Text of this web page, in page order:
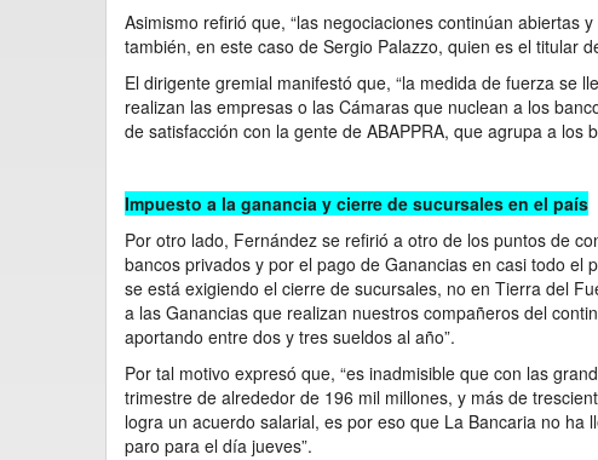
Asimismo refirió que, “las negociaciones continúan abiertas
también, en este caso de Sergio Palazzo, quien es el titular
El dirigente gremial manifestó que, “la medida de fuerza se
realizan las empresas o las Cámaras que nuclean a los
de satisfacción con la gente de ABAPPRA, que agrupa a los
Impuesto a la ganancia y cierre de sucursales en el país
Por otro lado, Fernández se refirió a otro de los puntos de
bancos privados y por el pago de Ganancias en casi todo el
se está exigiendo el cierre de sucursales, no en Tierra del
a las Ganancias que realizan nuestros compañeros del
aportando entre dos y tres sueldos al año”.
Por tal motivo expresó que, “es inadmisible que con las
trimestre de alrededor de 196 mil millones, y más de
logra un acuerdo salarial, es por eso que La Bancaria no
paro para el día jueves”.